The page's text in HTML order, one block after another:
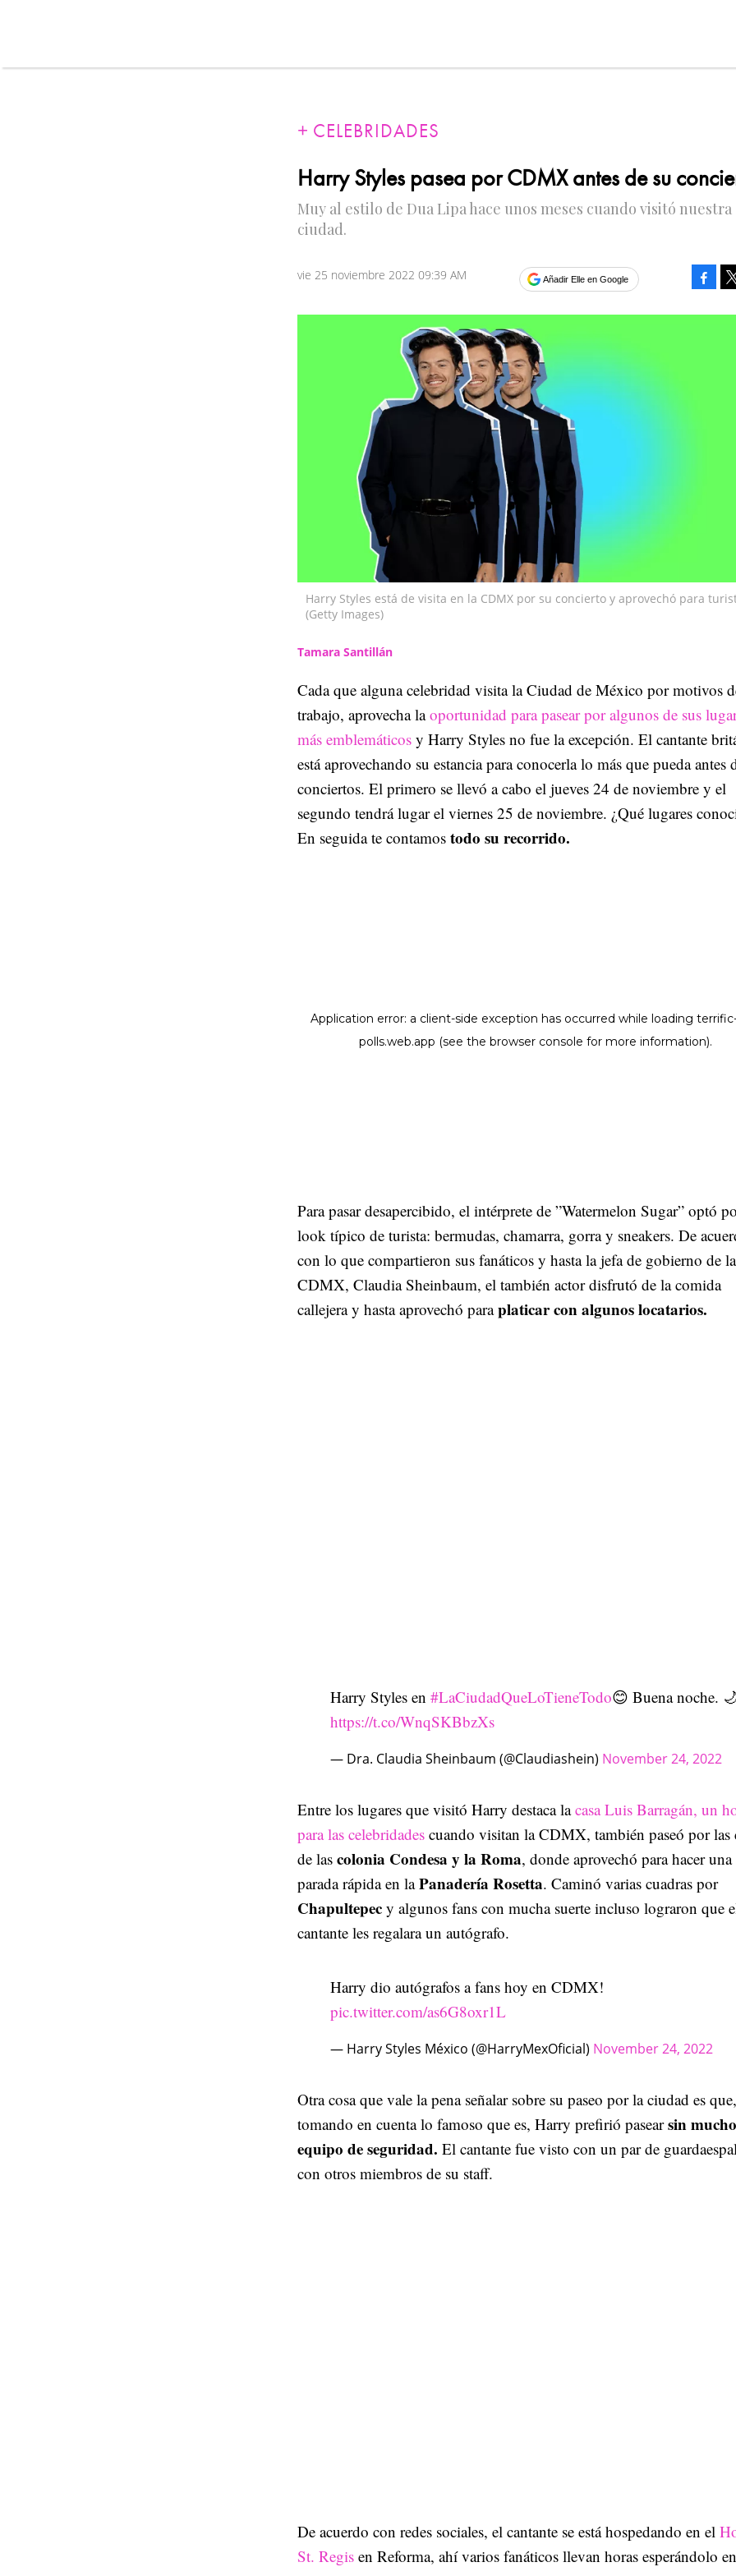
CELEBRIDADES
Harry Styles pasea por CDMX antes de su
Muy al estilo de Dua Lipa hace unos meses cuando visitó nuestra
ciudad.
vie 25 noviembre 2022 09:39 AM Añadir Elle en Google
Harry Styles está de visita en la CDMX por su concierto y aprovechó para
(Getty Images)
Tamara Santillán
Cada que alguna celebridad visita la Ciudad de México por motivos
trabajo, aprovecha laoportunidad para pasear por algunos de sus
más emblemáticos y Harry Styles no fue la excepción. El cantante
está aprovechando su estancia para conocerla lo más que pueda antes
conciertos. El primero se llevó a cabo el jueves 24 de noviembre y el
segundo tendrá lugar el viernes 25 de noviembre. ¿Qué lugares
En seguida te contamos todo su recorrido.
Para pasar desapercibido, el intérprete de ”Watermelon Sugar” optó
look típico de turista: bermudas, chamarra, gorra y sneakers. De
con lo que compartieron sus fanáticos y hasta la jefa de gobierno de la
CDMX, Claudia Sheinbaum, el también actor disfrutó de la comida
callejera y hasta aprovechó paraplaticar con algunos locatarios.
Harry Styles en #LaCiudadQueLoTieneTodo😊 Buena noche.
https://t.co/WnqSKBbzXs
— Dra. Claudia Sheinbaum (@Claudiashein) November 24, 2022
Entre los lugares que visitó Harry destaca la casa Luis Barragán, un
para las celebridades cuando visitan la CDMX, también paseó por las
de las colonia Condesa y la Roma, donde aprovechó para hacer una
parada rápida en laPanadería Rosetta. Caminó varias cuadras por
Chapultepec y algunos fans con mucha suerte incluso lograron que
cantante les regalara un autógrafo.
Harry dio autógrafos a fans hoy en CDMX!
pic.twitter.com/as6G8oxr1L
— Harry Styles México (@HarryMexOficial) November 24, 2022
Otra cosa que vale la pena señalar sobre su paseo por la ciudad es que,
tomando en cuenta lo famoso que es, Harry prefirió pasearsin mucho
equipo de seguridad. El cantante fue visto con un par de
con otros miembros de su staff.
De acuerdo con redes sociales, el cantante se está hospedando en el
St. Regis en Reforma, ahí varios fanáticos llevan horas esperándolo